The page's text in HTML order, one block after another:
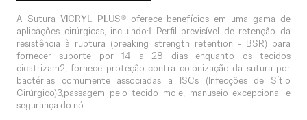
A Sutura VICRYL PLUS® oferece benefícios em uma gama de
aplicações cirúrgicas, incluindo:1 Perfil previsível de retenção da
resistência à ruptura (breaking strength retention - BSR) para
fornecer suporte por 14 a 28 dias enquanto os tecidos
cicatrizam2, fornece proteção contra colonização da sutura por
bactérias comumente associadas a ISCs (Infecções de Sítio
Cirúrgico)3,passagem pelo tecido mole, manuseio excepcional e
segurança do nó.